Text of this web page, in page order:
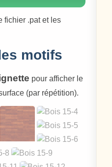
fichier .pat et les
motifs
pour afficher le
(par répétition).